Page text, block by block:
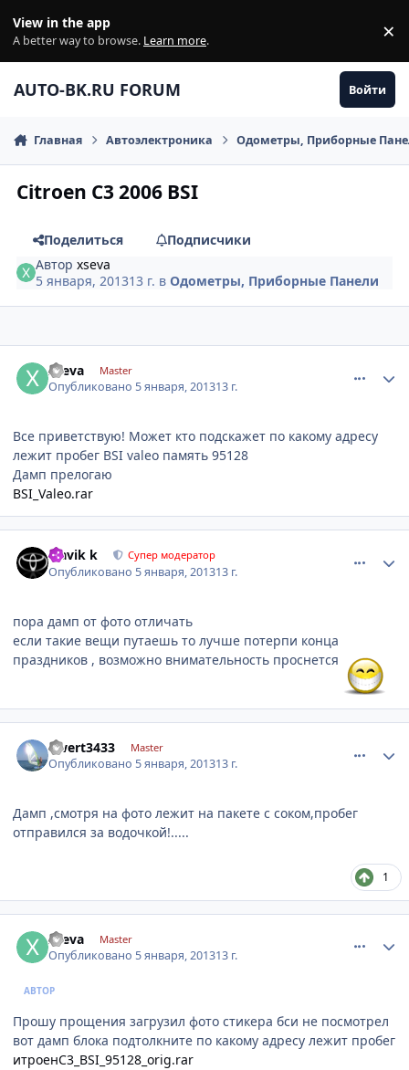
View in the app
A better way to browse. Learn more. ×
AUTO-BK.RU FORUM Войти
Главная Автоэлектроника Одометры, Приборные
Citroen C3 2006 BSI
Поделиться
Подписчики
Авторxseva
5 января, 201313 г. вОдометры, Приборные Панели
xseva Master
Опубликовано 5 января, 201313 г.
Все приветствую! Может кто подскажет по какому адресу
лежит пробег BSI valeo память 95128
Дамп прелогаю
BSI_Valeo.rar
Slavik k Супер модератор
Опубликовано 5 января, 201313 г.
пора дамп от фото отличать
если такие вещи путаешь то лучше потерпи конца
праздников , возможно внимательность проснется
qwert3433 Master
Опубликовано 5 января, 201313 г.
Дамп ,смотря на фото лежит на пакете с соком,пробег
отправился за водочкой!.....
1
xseva Master
Опубликовано 5 января, 201313 г.
АВТОР
Прошу прощения загрузил фото стикера бси не посмотрел
вот дамп блока подтолкните по какому адресу лежит пробег
итроенС3_BSI_95128_orig.rar